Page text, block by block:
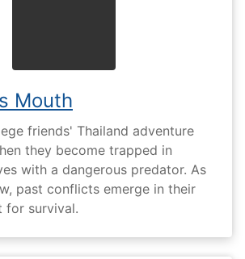
Mouth
friends' Thailand adventure
they become trapped in
with a dangerous predator. As
past conflicts emerge in their
for survival.